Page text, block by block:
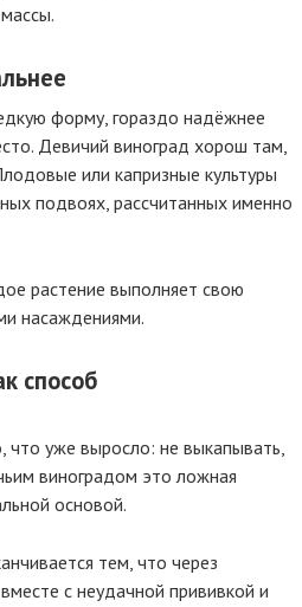
форму, гораздо надёжнее
Девичий виноград хорош там,
или капризные культуры
подвоях, рассчитанных именно
растение выполняет свою
насаждениями.
способ
уже выросло: не выкапывать,
виноградом это ложная
основой.
тем, что через
с неудачной прививкой и